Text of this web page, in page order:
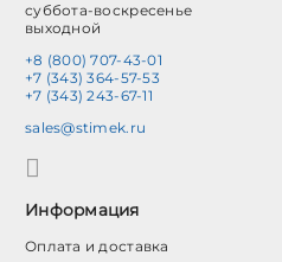
суббота-воскресенье
выходной
+8 (800) 707-43-01
+7 (343) 364-57-53
+7 (343) 243-67-11
sales@stimek.ru
Информация
Оплата и доставка